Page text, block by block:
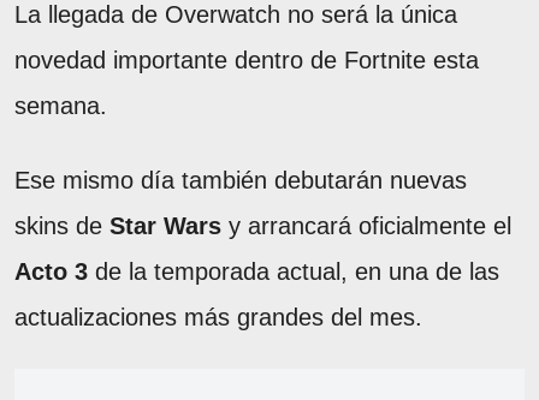
La llegada de Overwatch no será la única
novedad importante dentro de Fortnite esta
semana.
Ese mismo día también debutarán nuevas
skins de Star Wars y arrancará oficialmente el
Acto 3 de la temporada actual, en una de las
actualizaciones más grandes del mes.